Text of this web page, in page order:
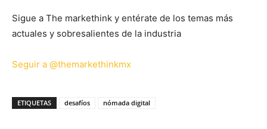
Sigue a The markethink y entérate de los temas más
actuales y sobresalientes de la industria
Seguir a @themarkethinkmx
ETIQUETAS desafíos nómada digital